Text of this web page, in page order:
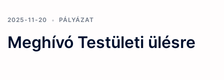
2025-11-20 PÁLYÁZAT
Meghívó Testületi ülésre